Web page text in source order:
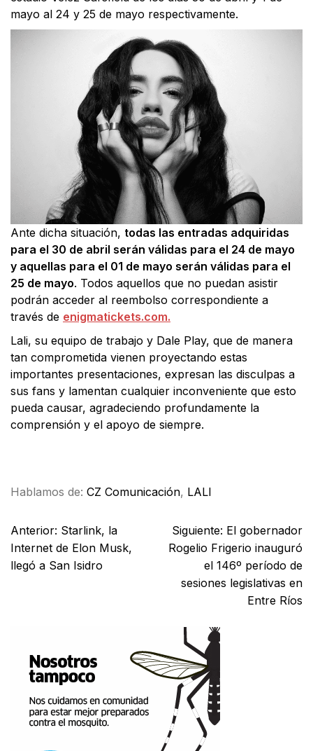
mayo al 24 y 25 de mayo respectivamente.
Ante dicha situación, todas las entradas adquiridas
para el 30 de abril serán válidas para el 24 de mayo
y aquellas para el 01 de mayo serán válidas para el
25 de mayo. Todos aquellos que no puedan asistir
podrán acceder al reembolso correspondiente a
través de enigmatickets.com.
Lali, su equipo de trabajo y Dale Play, que de manera
tan comprometida vienen proyectando estas
importantes presentaciones, expresan las disculpas a
sus fans y lamentan cualquier inconveniente que esto
pueda causar, agradeciendo profundamente la
comprensión y el apoyo de siempre.
Hablamos de: CZ Comunicación, LALI
Anterior: Starlink, la
Internet de Elon Musk,
llegó a San Isidro
Siguiente: El gobernador
Rogelio Frigerio inauguró
el 146º período de
sesiones legislativas en
Entre Ríos